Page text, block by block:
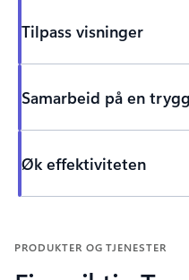
Tilpass visninger
Samarbeid på en
Øk effektiviteten
PRODUKTER OG TJENESTER